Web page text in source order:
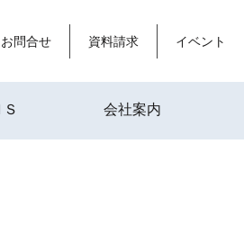
お問合せ 資料請求 イベント
会社案内